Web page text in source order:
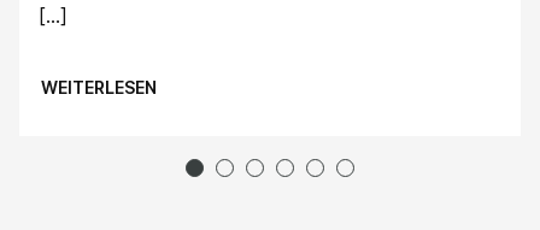
[…]
WEITERLESEN
1 2 3 4 5 6